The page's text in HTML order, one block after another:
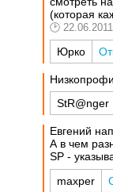
(которая
Юрко
StR@nger
Евгений
А в чем
SP -
maxper